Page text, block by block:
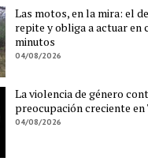
Las motos, en la mira: el
repite y obliga a actuar en
minutos
04/08/2026
La violencia de género
preocupación creciente
04/08/2026